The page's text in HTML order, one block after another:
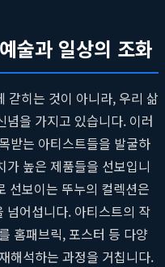
술과 일상의 조화
히는 것이 아니라, 우리 삶
을 가지고 있습니다. 이러
받는 아티스트들을 발굴하
높은 제품들을 선보입니
보이는 뚜누의 컬렉션은
넘어섭니다. 아티스트의 작
홈패브릭, 포스터 등 다양
해석하는 과정을 거칩니다.